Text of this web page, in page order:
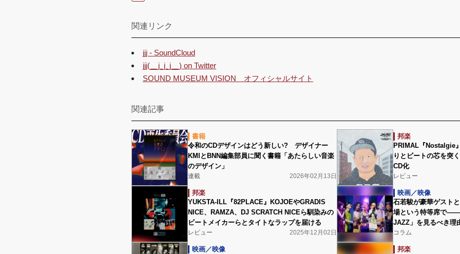
関連リンク
jjj - SoundCloud
jjj(__j_j_j__) on Twitter
SOUND MUSEUM VISION オフィシャルサイト
関連記事
書籍
令和のCDデザインはどう新しい? デザイナー
KMIとBNN編集部員に聞く書籍「あたらしい音楽
のデザイン」
連載 2026年02月13日
邦楽
PRIMAL『Nostalgie
りとビートの芯を突
CD化
レビュー
邦楽
YUKSTA-ILL『82PLACE』KOJOEやGRADIS
NICE、RAMZA、DJ SCRATCH NICEら馴染みの
ビートメイカーらとタイトなラップを届ける
レビュー 2025年12月02日
映画／映像
石若駿が豪華ゲスト
場という特等席で――
JAZZ」を見るべき理
コラム
映画／映像 邦楽